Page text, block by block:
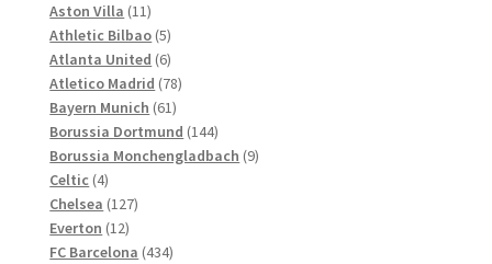
Produkte
Aston Villa 1111
Produkte
Athletic Bilbao 55
Produkte
Atlanta United 66
Produkte
Atletico Madrid 7878
Bayern Munich 6161
Produkte
Borussia Dortmund 144144
Produkte
Borussia Monchengladbach 99
Celtic 44
Produkte
Chelsea 127127
Everton 1212
Produkte
FC Barcelona 434434